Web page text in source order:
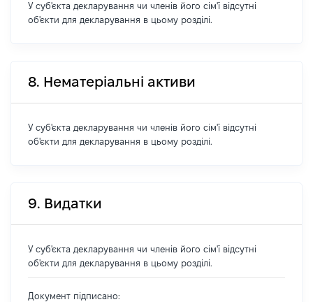
У суб'єкта декларування чи членів його сім'ї відсутні
об'єкти для декларування в цьому розділі.
8. Нематеріальні активи
У суб'єкта декларування чи членів його сім'ї відсутні
об'єкти для декларування в цьому розділі.
9. Видатки
У суб'єкта декларування чи членів його сім'ї відсутні
об'єкти для декларування в цьому розділі.
Документ підписано: